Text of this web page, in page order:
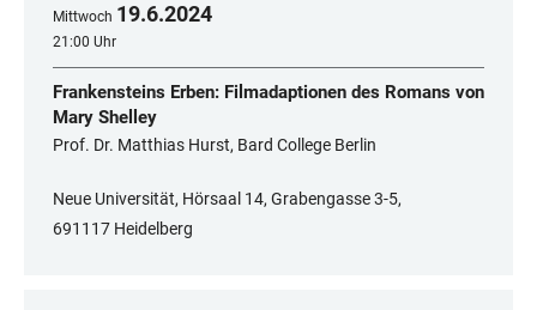
Mittwoch 19.6.2024
21:00 Uhr
Frankensteins Erben: Filmadaptionen des Romans von
Mary Shelley
Prof. Dr. Matthias Hurst, Bard College Berlin
Neue Universität, Hörsaal 14, Grabengasse 3-5,
691117 Heidelberg